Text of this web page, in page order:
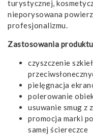
turystycznej,
nieporysowana
profesjonalizmu.
Zastosowania
czyszczenie
pielęgnacja
polerowanie
usuwanie smug z
promocja marki
samej ściereczce